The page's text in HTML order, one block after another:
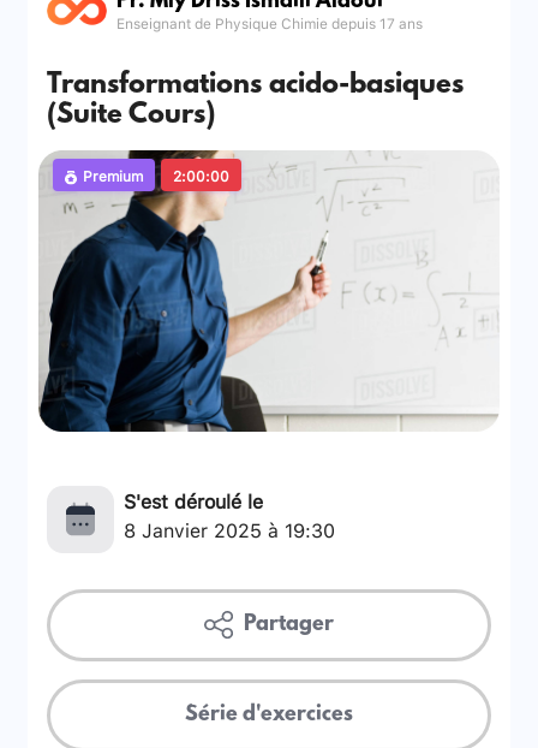
Enseignant de Physique Chimie depuis 17 ans
Transformations acido-basiques
(Suite Cours)
Premium 2:00:00
S'est déroulé le
8 Janvier 2025 à 19:30
Partager
Série d'exercices